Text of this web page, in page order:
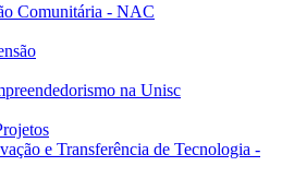
Comunitária - NAC
na Unisc
e Transferência de Tecnologia -